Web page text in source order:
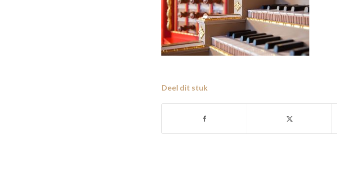
Deel dit stuk